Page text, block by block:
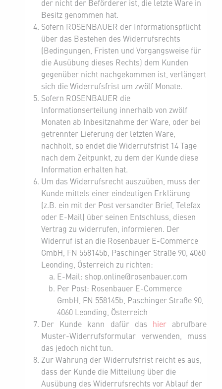
der nicht der Beförderer ist, die letzte Ware in
Besitz genommen hat.
Sofern ROSENBAUER der Informationspflicht
über das Bestehen des Widerrufsrechts
(Bedingungen, Fristen und Vorgangsweise für
die Ausübung dieses Rechts) dem Kunden
gegenüber nicht nachgekommen ist, verlängert
sich die Widerrufsfrist um zwölf Monate.
Sofern ROSENBAUER die
lnformationserteilung innerhalb von zwölf
Monaten ab Inbesitznahme der Ware, oder bei
getrennter Lieferung der letzten Ware,
nachholt, so endet die Widerrufsfrist 14 Tage
nach dem Zeitpunkt, zu dem der Kunde diese
Information erhalten hat.
Um das Widerrufsrecht auszuüben, muss der
Kunde mittels einer eindeutigen Erklärung
(z.B. ein mit der Post versandter Brief, Telefax
oder E-Mail) über seinen Entschluss, diesen
Vertrag zu widerrufen, informieren. Der
Widerruf ist an die Rosenbauer E-Commerce
GmbH, FN 558145b, Paschinger Straße 90, 4060
Leonding, Österreich zu richten:
E-Mail: shop.online@rosenbauer.com
Per Post: Rosenbauer E-Commerce
GmbH, FN 558145b, Paschinger Straße 90,
4060 Leonding, Österreich
Der Kunde kann dafür das hierabrufbare
Muster-Widerrufsformular verwenden, muss
das jedoch nicht tun.
Zur Wahrung der Widerrufsfrist reicht es aus,
dass der Kunde die Mitteilung über die
Ausübung des Widerrufsrechts vor Ablauf der